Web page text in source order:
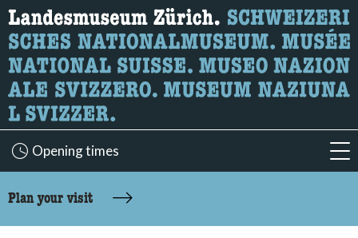
What are you looking for?
Here you can search for content on the page.
Opening times
Plan your visit